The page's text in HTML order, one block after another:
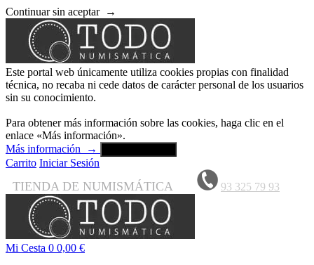
Continuar sin aceptar →
Este portal web únicamente utiliza cookies propias con finalidad
técnica, no recaba ni cede datos de carácter personal de los usuarios
sin su conocimiento.
Para obtener más información sobre las cookies, haga clic en el
enlace «Más información».
Más información
→
Carrito Iniciar Sesión
TIENDA DE NUMISMÁTICA 93 325 79 93
Mi Cesta 0 0,00 €